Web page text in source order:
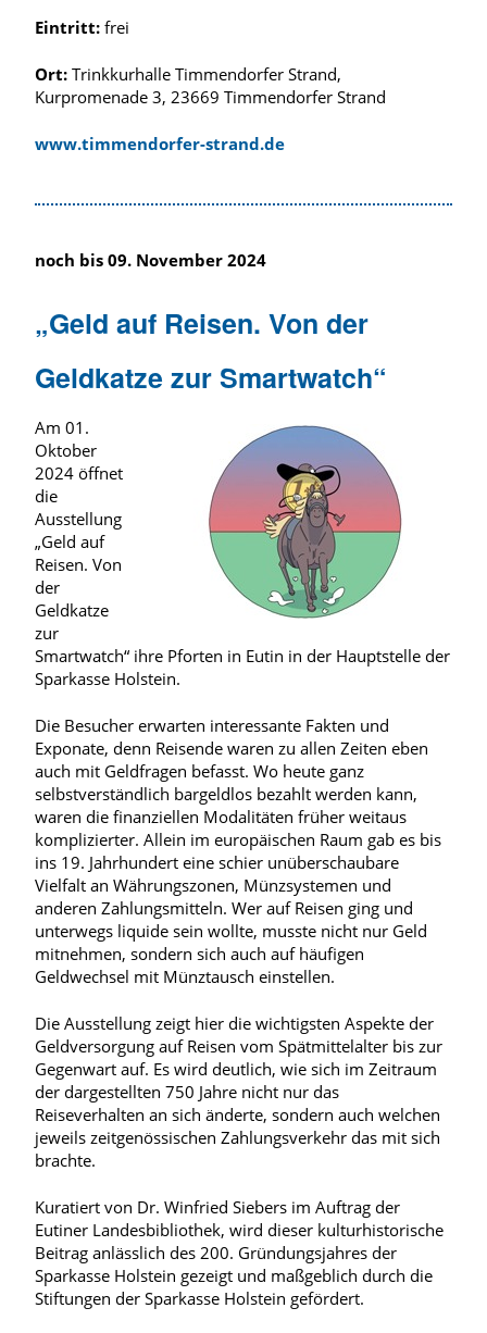
Eintritt: frei
Ort: Trinkkurhalle Timmendorfer Strand,
Kurpromenade 3, 23669 Timmendorfer Strand
www.timmendorfer-strand.de
noch bis 09. November 2024
„Geld auf Reisen. Von der
Geldkatze zur Smartwatch“
Am 01.
Oktober
2024 öffnet
die
Ausstellung
„Geld auf
Reisen. Von
der
Geldkatze
zur
Smartwatch“ ihre Pforten in Eutin in der Hauptstelle der
Sparkasse Holstein.
Die Besucher erwarten interessante Fakten und
Exponate, denn Reisende waren zu allen Zeiten eben
auch mit Geldfragen befasst. Wo heute ganz
selbstverständlich bargeldlos bezahlt werden kann,
waren die finanziellen Modalitäten früher weitaus
komplizierter. Allein im europäischen Raum gab es bis
ins 19. Jahrhundert eine schier unüberschaubare
Vielfalt an Währungszonen, Münzsystemen und
anderen Zahlungsmitteln. Wer auf Reisen ging und
unterwegs liquide sein wollte, musste nicht nur Geld
mitnehmen, sondern sich auch auf häufigen
Geldwechsel mit Münztausch einstellen.
Die Ausstellung zeigt hier die wichtigsten Aspekte der
Geldversorgung auf Reisen vom Spätmittelalter bis zur
Gegenwart auf. Es wird deutlich, wie sich im Zeitraum
der dargestellten 750 Jahre nicht nur das
Reiseverhalten an sich änderte, sondern auch welchen
jeweils zeitgenössischen Zahlungsverkehr das mit sich
brachte.
Kuratiert von Dr. Winfried Siebers im Auftrag der
Eutiner Landesbibliothek, wird dieser kulturhistorische
Beitrag anlässlich des 200. Gründungsjahres der
Sparkasse Holstein gezeigt und maßgeblich durch die
Stiftungen der Sparkasse Holstein gefördert.